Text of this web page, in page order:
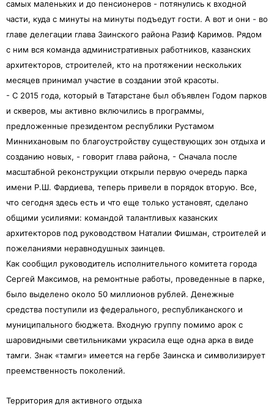
самых маленьких и до пенсионеров - потянулись к входной
части, куда с минуты на минуты подъедут гости. А вот и они - во
главе делегации глава Заинского района Разиф Каримов. Рядом
с ним вся команда административных работников, казанских
архитекторов, строителей, кто на протяжении нескольких
месяцев принимал участие в создании этой красоты.
- С 2015 года, который в Татарстане был объявлен Годом парков
и скверов, мы активно включились в программы,
предложенные президентом республики Рустамом
Миннихановым по благоустройству существующих зон отдыха и
созданию новых, - говорит глава района, - Сначала после
масштабной реконструкции открыли первую очередь парка
имени Р.Ш. Фардиева, теперь привели в порядок вторую. Все,
что сегодня здесь есть и что еще только установят, сделано
общими усилиями: командой талантливых казанских
архитекторов под руководством Наталии Фишман, строителей и
пожеланиями неравнодушных заинцев.
Как сообщил руководитель исполнительного комитета города
Сергей Максимов, на ремонтные работы, проведенные в парке,
было выделено около 50 миллионов рублей. Денежные
средства поступили из федерального, республиканского и
муниципального бюджета. Входную группу помимо арок с
шаровидными светильниками украсила еще одна арка в виде
тамги. Знак «тамги» имеется на гербе Заинска и символизирует
преемственность поколений.
Территория для активного отдыха